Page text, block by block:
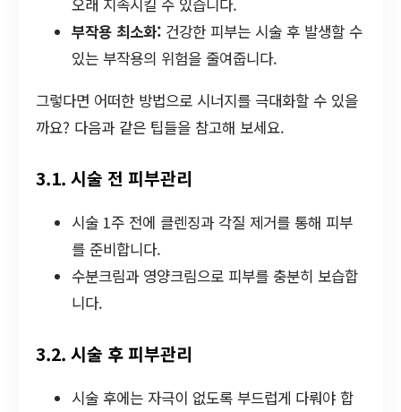
오래 지속시킬 수 있습니다.
부작용 최소화: 건강한 피부는 시술 후 발생할 수
있는 부작용의 위험을 줄여줍니다.
그렇다면 어떠한 방법으로 시너지를 극대화할 수 있을
까요? 다음과 같은 팁들을 참고해 보세요.
3.1. 시술 전 피부관리
시술 1주 전에 클렌징과 각질 제거를 통해 피부
를 준비합니다.
수분크림과 영양크림으로 피부를 충분히 보습합
니다.
3.2. 시술 후 피부관리
시술 후에는 자극이 없도록 부드럽게 다뤄야 합